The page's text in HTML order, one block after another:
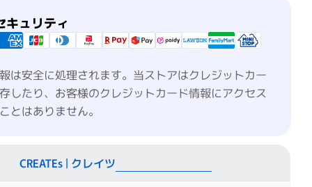
キュリティ
は安全に処理されます。当ストアはクレジットカー
したり、お客様のクレジットカード情報にアクセス
とはありません。
CREATEs | クレイツ